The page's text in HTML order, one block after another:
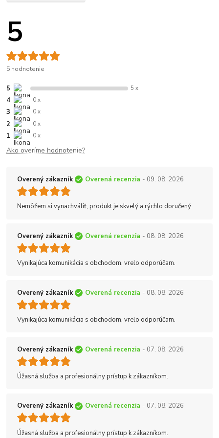
5
5 hodnotenie
5 5 x
4 0 x
3 0 x
2 0 x
1 0 x
Ako overíme hodnotenie?
Overený zákazník Overená recenzia - 09. 08. 2026
Nemôžem si vynachváliť, produkt je skvelý a rýchlo doručený.
Overený zákazník Overená recenzia - 08. 08. 2026
Vynikajúca komunikácia s obchodom, vrelo odporúčam.
Overený zákazník Overená recenzia - 08. 08. 2026
Vynikajúca komunikácia s obchodom, vrelo odporúčam.
Overený zákazník Overená recenzia - 07. 08. 2026
Úžasná služba a profesionálny prístup k zákazníkom.
Overený zákazník Overená recenzia - 07. 08. 2026
Úžasná služba a profesionálny prístup k zákazníkom.